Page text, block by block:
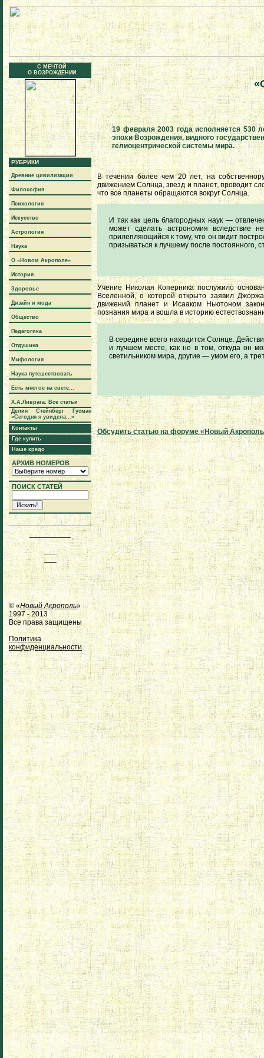
С МЕЧТОЙ
О ВОЗРОЖДЕНИИ
РУБРИКИ
Древние цивилизации
Философия
Психология
Искусство
Астрология
Наука
О «Новом Акрополе»
История
Здоровье
Дизайн и мода
Общество
Педагогика
Отдушина
Мифология
Наука путешествовать
Есть многое на свете...
Х.А.Ливрага. Все статьи
Делия Стейнберг Гусман
«Сегодня я увидела...»
Контакты
Где купить
Наше кредо
АРХИВ НОМЕРОВ
ПОИСК СТАТЕЙ
__________
___
___
© «Новый Акрополь»
1997 - 2013
Все права защищены
Политика
конфиденциальности
19 февраля 2003 года исполняется 530
эпохи Возрождения, видного
гелиоцентрической системы мира.
В течении более чем 20 лет, на
движением Солнца, звезд и планет, проводит
что все планеты обращаются вокруг Солнца.
И так как цель благородных наук —
может сделать астрономия вследствие
прилепляющийся к тому, что он видит
призываться к лучшему после постоянного,
Учение Николая Коперника послужило
Вселенной, о которой открыто заявил
движений планет и Исааком Ньютоном закон
познания мира и вошла в историю
В середине всего находится Солнце.
и лучшем месте, как не в том, откуда он
светильником мира, другие — умом его, а
Обсудить статью на форуме «Новый